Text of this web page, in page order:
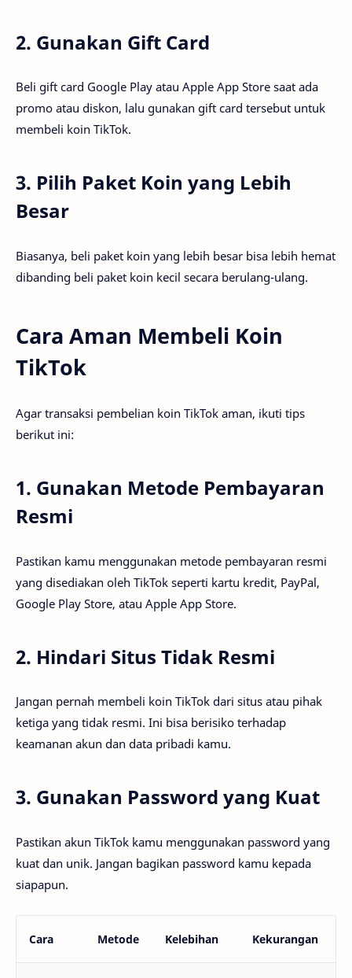
2. Gunakan Gift Card
Beli gift card Google Play atau Apple App Store saat ada
promo atau diskon, lalu gunakan gift card tersebut untuk
membeli koin TikTok.
3. Pilih Paket Koin yang Lebih
Besar
Biasanya, beli paket koin yang lebih besar bisa lebih hemat
dibanding beli paket koin kecil secara berulang-ulang.
Cara Aman Membeli Koin
TikTok
Agar transaksi pembelian koin TikTok aman, ikuti tips
berikut ini:
1. Gunakan Metode Pembayaran
Resmi
Pastikan kamu menggunakan metode pembayaran resmi
yang disediakan oleh TikTok seperti kartu kredit, PayPal,
Google Play Store, atau Apple App Store.
2. Hindari Situs Tidak Resmi
Jangan pernah membeli koin TikTok dari situs atau pihak
ketiga yang tidak resmi. Ini bisa berisiko terhadap
keamanan akun dan data pribadi kamu.
3. Gunakan Password yang Kuat
Pastikan akun TikTok kamu menggunakan password yang
kuat dan unik. Jangan bagikan password kamu kepada
siapapun.
Cara Metode Kelebihan Kekurangan